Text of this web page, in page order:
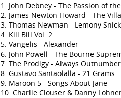
1. John Debney - The Passion of
2. James Newton Howard - The
3. Thomas Newman - Lemony
4. Kill Bill Vol. 2
5. Vangelis - Alexander
6. John Powell - The Bourne
7. The Prodigy - Always
8. Gustavo Santaolalla - 21 Grams
9. Maroon 5 - Songs About Jane
10. Charlie Clouser & Danny